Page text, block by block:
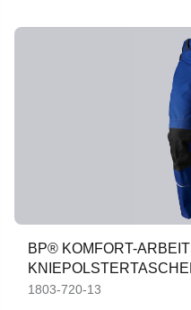
BP® KOMFORT-
1803-720-13